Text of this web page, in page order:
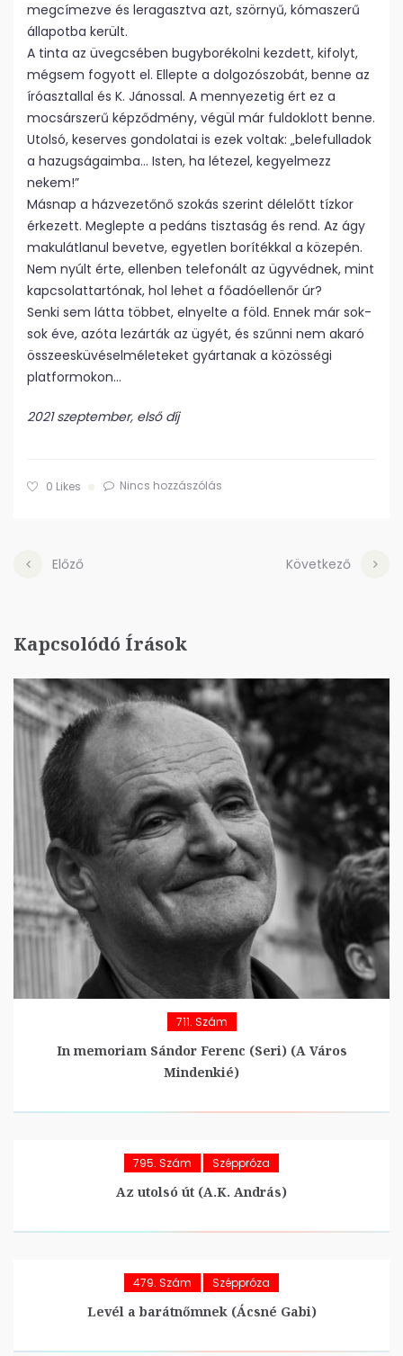
megcímezve és leragasztva azt, szörnyű, kómaszerű
állapotba került.
A tinta az üvegcsében bugyborékolni kezdett, kifolyt,
mégsem fogyott el. Ellepte a dolgozószobát, benne az
íróasztallal és K. Jánossal. A mennyezetig ért ez a
mocsárszerű képződmény, végül már fuldoklott benne.
Utolsó, keserves gondolatai is ezek voltak: „belefulladok
a hazugságaimba… Isten, ha létezel, kegyelmezz
nekem!”
Másnap a házvezetőnő szokás szerint délelőtt tízkor
érkezett. Meglepte a pedáns tisztaság és rend. Az ágy
makulátlanul bevetve, egyetlen borítékkal a közepén.
Nem nyúlt érte, ellenben telefonált az ügyvédnek, mint
kapcsolattartónak, hol lehet a főadóellenőr úr?
Senki sem látta többet, elnyelte a föld. Ennek már sok-
sok éve, azóta lezárták az ügyét, és szűnni nem akaró
összeesküvéselméleteket gyártanak a közösségi
platformokon…
2021 szeptember, első díj
0 Likes Nincs hozzászólás
Előző Következő
Kapcsolódó Írások
711. Szám
In memoriam Sándor Ferenc (Seri) (A Város
Mindenkié)
795. Szám Széppróza
Az utolsó út (A.K. András)
479. Szám Széppróza
Levél a barátnőmnek (Ácsné Gabi)